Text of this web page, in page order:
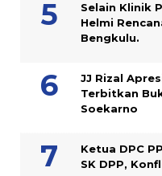
Selain Klinik
Helmi
Bengkulu.
JJ Rizal
Terbitkan
Soekarno
Ketua DPC
SK DPP,